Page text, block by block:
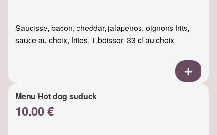
Saucisse, bacon, cheddar, jalapenos, oignons frits,
sauce au choix, frites, 1 boisson 33 cl au choix
Menu Hot dog suduck
10.00 €